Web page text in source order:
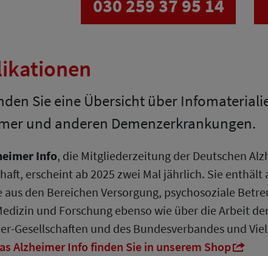
030 259 37 95 14
Sie eine Übersicht über
und anderen Demenzerkrankungen.
Info, die Mitgliederzeitung der Deutschen
erscheint ab 2025 zwei Mal jährlich. Sie enthält
aus den Bereichen Versorgung, psychosoziale
und Forschung ebenso wie über die Arbeit
Gesellschaften und des Bundesverbandes und
Alzheimer Info finden Sie in unserem Shop